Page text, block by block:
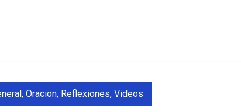
, Oracion, Reflexiones, Videos